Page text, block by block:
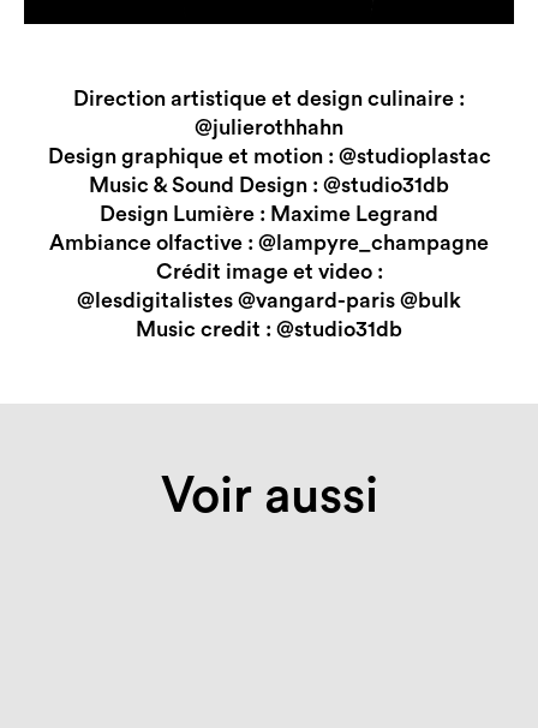
Direction artistique et design culinaire :
@julierothhahn
Design graphique et motion : @studioplastac
Music & Sound Design : @studio31db
Design Lumière : Maxime Legrand
Ambiance olfactive : @lampyre_champagne
Crédit image et video :
@lesdigitalistes @vangard-paris @bulk
Music credit : @studio31db
Voir aussi